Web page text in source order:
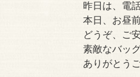
昨日は、電
本日、お昼
どうぞ、ご
素敵なバッ
ありがとう